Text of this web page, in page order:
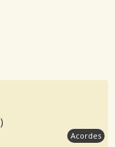
)
Acordes